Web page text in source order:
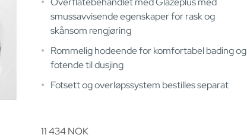
smussavvisende egenskaper for rask og
skånsom rengjøring
Rommelig hodeende for komfortabel bading og
fotende til dusjing
Fotsett og overløpssystem bestilles separat
11 434NOK